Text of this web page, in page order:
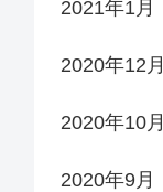
2021年1月
2020年12月
2020年10月
2020年9月